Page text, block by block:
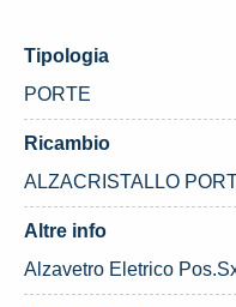
Tipologia
PORTE
Ricambio
ALZACRISTALLO
Altre info
Alzavetro Eletrico